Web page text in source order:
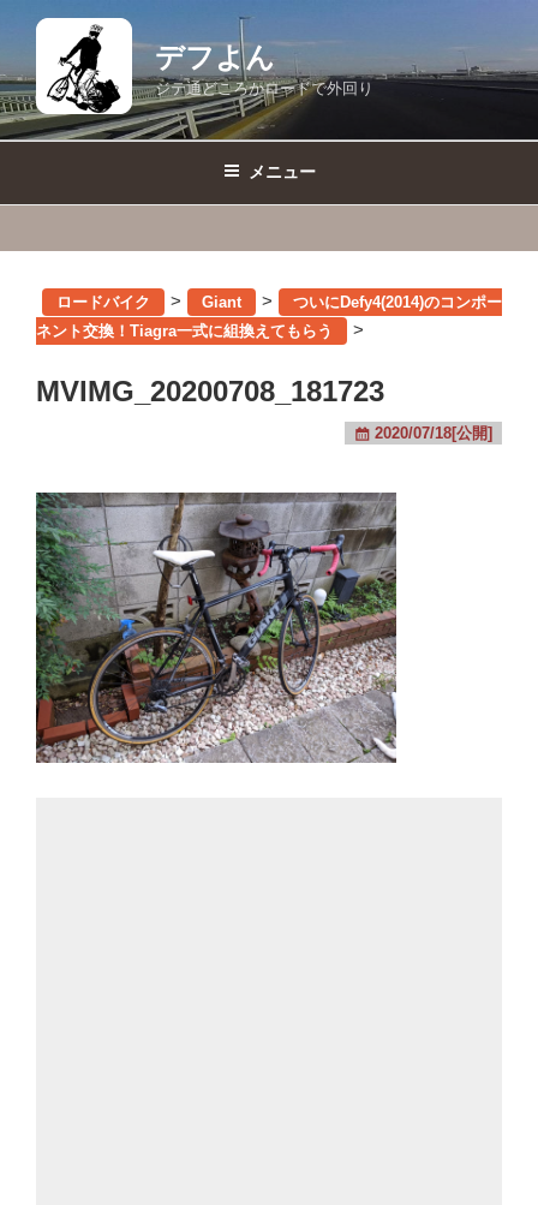
テ
ン
ツ
デフよん
ジテ通どころかロードで外回り
メニュー
ロードバイク > Giant >
ついにDefy4(2014)のコンポー
ネント交換！Tiagra一式に組換えてもらう
>
MVIMG_20200708_181723
2020/07/18[公開]